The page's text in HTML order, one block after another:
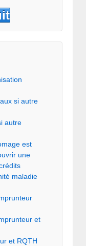
si autre
autre
est
une
maladie
et
et RQTH